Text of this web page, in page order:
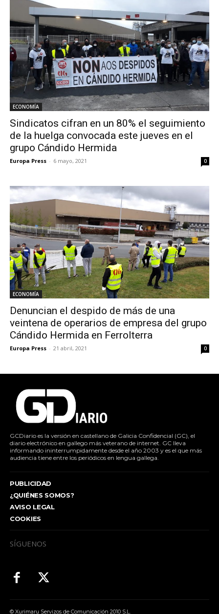
ECONOMÍA
Sindicatos cifran en un 80% el seguimiento
de la huelga convocada este jueves en el
grupo Cándido Hermida
Europa Press - 6 mayo, 2021 0
ECONOMÍA
Denuncian el despido de más de una
veintena de operarios de empresa del grupo
Cándido Hermida en Ferrolterra
Europa Press - 21 abril, 2021 0
GCDiario es la versión en castellano de Galicia Confidencial (GC), el
diario electrónico en gallego más veterano de internet. GC lleva
informando ininterrumpidamente desde el año 2003 y es el que más
audiencia tiene entre los periódicos en lengua gallega.
PUBLICIDAD
¿QUIÉNES SOMOS?
AVISO LEGAL
COOKIES
SÍGUENOS
© Xurimaru Servizos de Comunicación 2010 S.L.